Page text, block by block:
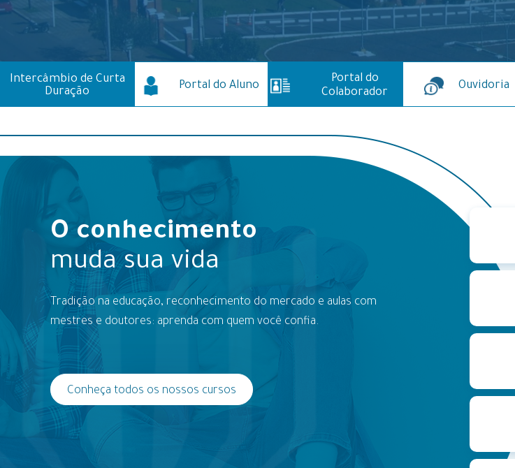
Intercâmbio de Curta
Duração
Portal do Aluno
Portal do
Colaborador
Ouvidoria
O conhecimento
muda sua vida
Tradição na educação, reconhecimento do mercado e aulas com
mestres e doutores: aprenda com quem você confia.
Conheça todos os nossos cursos